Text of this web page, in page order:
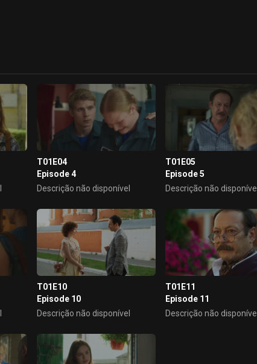
T01E04
Episode 4
Descrição não disponível
T01E05
Episode 5
Descrição não disponível
T01E10
Episode 10
Descrição não disponível
T01E11
Episode 11
Descrição não disponível